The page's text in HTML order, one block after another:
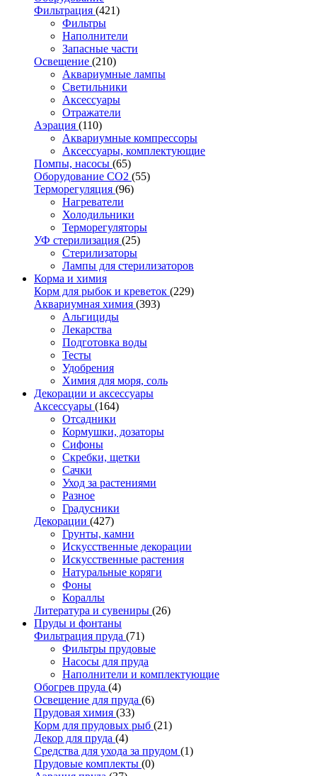
Фильтрация (421)
Фильтры
Наполнители
Запасные части
Освещение (210)
Аквариумные лампы
Светильники
Аксессуары
Отражатели
Аэрация (110)
Аквариумные компрессоры
Аксессуары, комплектующие
Помпы, насосы (65)
Оборудование CO2 (55)
Терморегуляция (96)
Нагреватели
Холодильники
Терморегуляторы
УФ стерилизация (25)
Стерилизаторы
Лампы для стерилизаторов
Корма и химия
Корм для рыбок и креветок (229)
Аквариумная химия (393)
Альгициды
Лекарства
Подготовка воды
Тесты
Удобрения
Химия для моря, соль
Декорации и аксессуары
Аксессуары (164)
Отсадники
Кормушки, дозаторы
Сифоны
Скребки, щетки
Сачки
Уход за растениями
Разное
Градусники
Декорации (427)
Грунты, камни
Искусственные декорации
Искусственные растения
Натуральные коряги
Фоны
Кораллы
Литература и сувениры (26)
Пруды и фонтаны
Фильтрация пруда (71)
Фильтры прудовые
Насосы для пруда
Наполнители и комплектующие
Обогрев пруда (4)
Освещение для пруда (6)
Прудовая химия (33)
Корм для прудовых рыб (21)
Декор для пруда (4)
Средства для ухода за прудом (1)
Прудовые комплекты (0)